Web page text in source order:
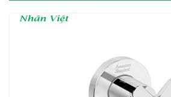
Email: nhanviet.vlxd@gmail.com
ngay tay sen American Standard
thất Nhân Việt bạn nhé.
Để tham khảo thêm về vòi sen tắm, bạn